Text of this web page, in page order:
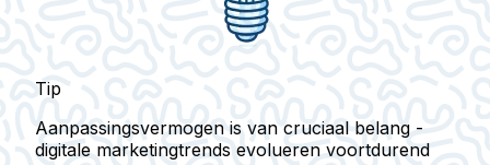
Tip
Aanpassingsvermogen is van cruciaal belang -
digitale marketingtrends evolueren voortdurend